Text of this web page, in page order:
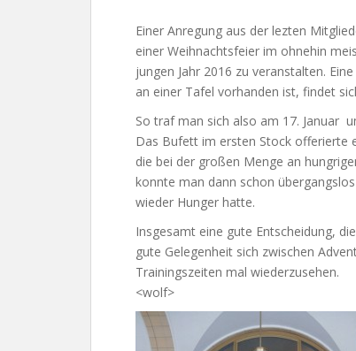
Einer Anregung aus der lezten
einer Weihnachtsfeier im ohnehin
jungen Jahr 2016 zu veranstalten.
an einer Tafel vorhanden ist, findet
So traf man sich also am 17. Januar
Das Bufett im ersten Stock offerierte
die bei der großen Menge an
konnte man dann schon
wieder Hunger hatte.
Insgesamt eine gute Entscheidung,
gute Gelegenheit sich zwischen
Trainingszeiten mal wiederzusehen.
<wolf>